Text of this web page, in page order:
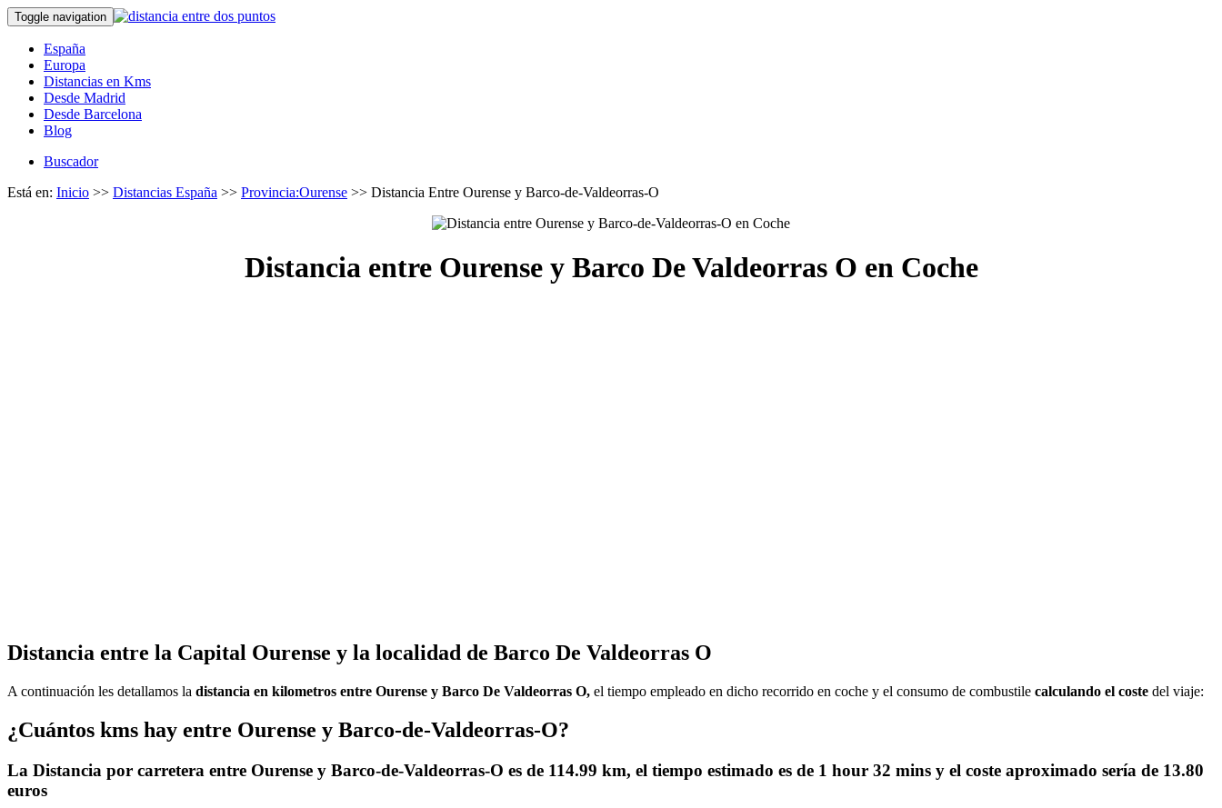
Toggle navigation
España
Europa
Distancias en Kms
Desde Madrid
Desde Barcelona
Blog
Buscador
Está en: Inicio >> Distancias España >> Provincia:Ourense >> Distancia Entre Ourense y Barco-de-Valdeorras-O
Distancia entre Ourense y Barco De Valdeorras O en Coche
Distancia entre la Capital Ourense y la localidad de Barco De Valdeorras O
A continuación les detallamos la distancia en kilometros entre Ourense y Barco De Valdeorras O, el tiempo empleado en dicho recorrido en coche y el consumo de combustile calculando el coste del viaje:
¿Cuántos kms hay entre Ourense y Barco-de-Valdeorras-O?
La Distancia por carretera entre Ourense y Barco-de-Valdeorras-O es de 114.99 km, el tiempo estimado es de 1 hour 32 mins y el coste aproximado sería de 13.80
euros